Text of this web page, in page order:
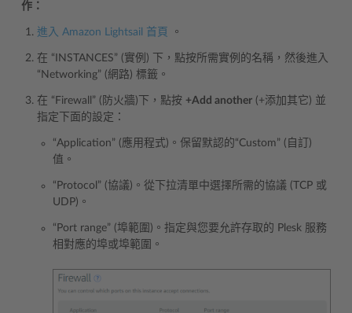
作：
進入 Amazon Lightsail 首頁 。
在 “INSTANCES” (實例) 下，點按所需實例的名稱，然後進入
“Networking” (網路) 標籤。
在 “Firewall” (防火牆)下，點按 +Add another (+添加其它) 並
指定下面的設定：
“Application” (應用程式)。保留默認的“Custom” (自訂)
值。
“Protocol” (協議)。從下拉清單中選擇所需的協議 (TCP 或
UDP)。
“Port range” (埠範圍)。指定與您要允許存取的 Plesk 服務
相對應的埠或埠範圍。